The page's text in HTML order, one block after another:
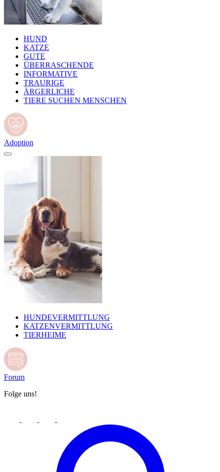
HUND
KATZE
GUTE
ÜBERRASCHENDE
INFORMATIVE
TRAURIGE
ÄRGERLICHE
TIERE SUCHEN MENSCHEN
Adoption
HUNDEVERMITTLUNG
KATZENVERMITTLUNG
TIERHEIME
Forum
Folge uns!